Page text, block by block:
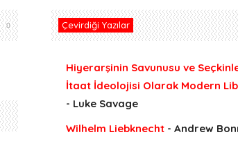
Çevirdiği Yazılar
Hiyerarşinin Savunusu ve
İtaat İdeolojisi Olarak Modern
- Luke Savage
Wilhelm Liebknecht- Andrew